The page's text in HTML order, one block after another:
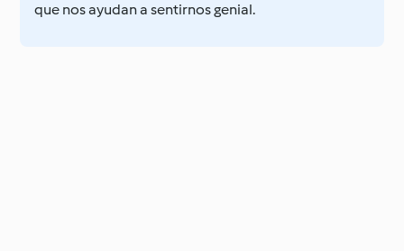
que nos ayudan a sentirnos genial.